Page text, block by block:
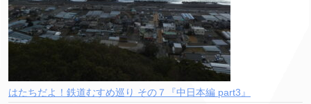
はたちだよ！鉄道むすめ巡り その７『中日本編 part3』